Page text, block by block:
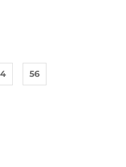
56